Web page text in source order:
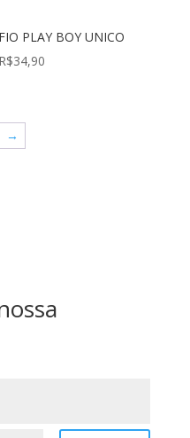
FIO PLAY BOY UNICO
R$34,90
→